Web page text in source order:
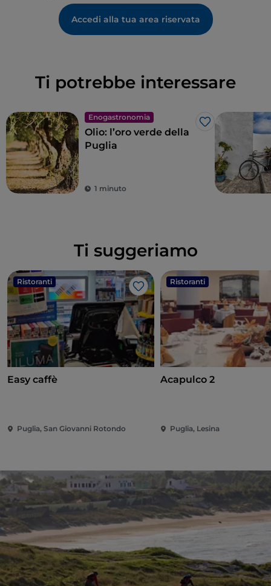
Accedi alla tua area riservata
Ti potrebbe interessare
Enogastronomia
Like
Olio: l’oro verde della
Puglia
1 minuto
Ti suggeriamo
Ristoranti
Like
Easy caffè
Puglia, San Giovanni Rotondo
Ristoranti
Acapulco 2
Puglia, Lesina